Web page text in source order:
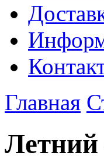
Главная
Летний